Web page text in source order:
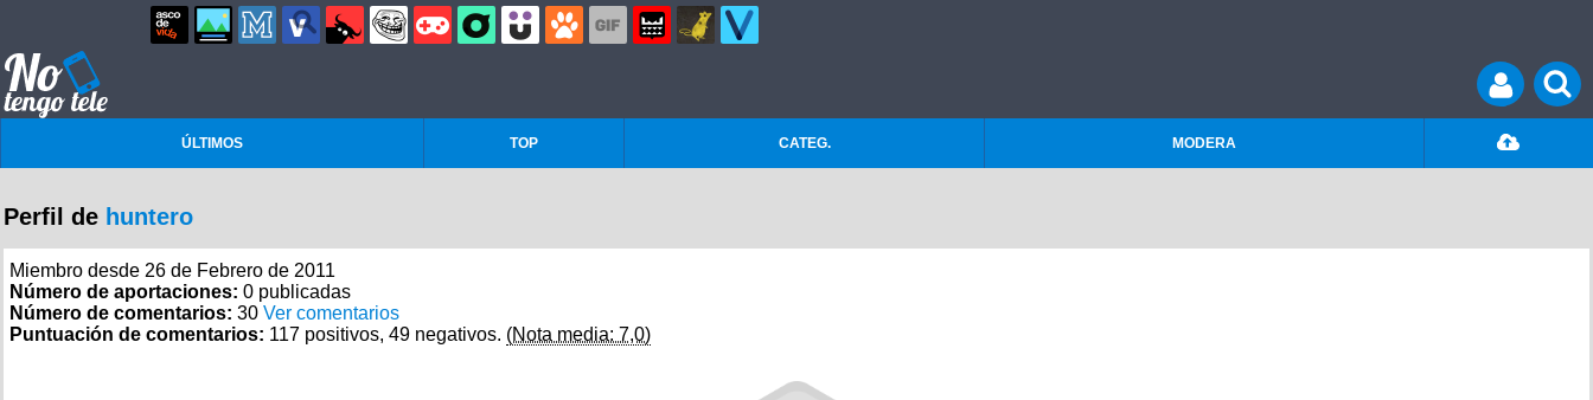
ÚLTIMOS TOP CATEG. MODERA
Perfil de huntero
Miembro desde 26 de Febrero de 2011
Número de aportaciones: 0 publicadas
Número de comentarios: 30 Ver comentarios
Puntuación de comentarios: 117 positivos, 49 negativos. (Nota media: 7,0)